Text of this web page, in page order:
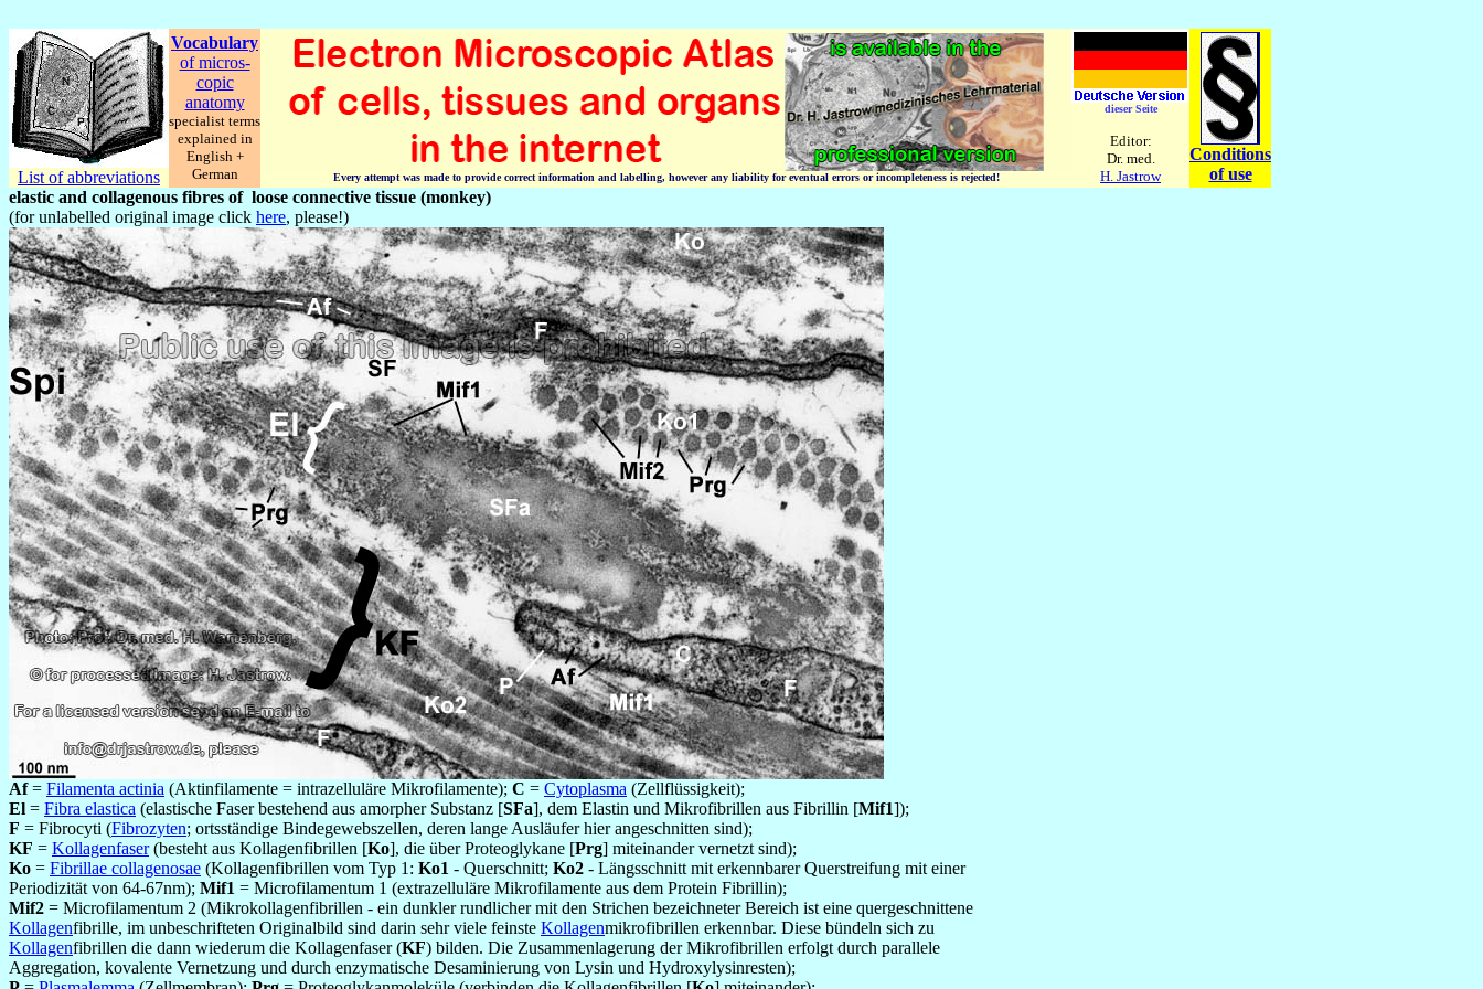
List of abbreviations
Vocabulary
of micros-
copic
anatomy
specialist terms
explained in
English +
German
Every attempt was made to provide correct information and labelling, however any liability for eventual errors or incompleteness is rejected!
dieser Seite
Editor:
Dr. med.
H. Jastrow
Conditions
of use
elastic and collagenous fibres of loose connective tissue (monkey)
(for unlabelled original image click here, please!)
Af= Filamenta actinia (Aktinfilamente = intrazelluläre Mikrofilamente); C = Cytoplasma (Zellflüssigkeit);
El = Fibra elastica (elastische Faser bestehend aus amorpher Substanz [SFa], dem Elastin und Mikrofibrillen aus Fibrillin [Mif1]);
F = Fibrocyti (Fibrozyten; ortsständige Bindegewebszellen, deren lange Ausläufer hier angeschnitten sind);
KF = Kollagenfaser(besteht aus Kollagenfibrillen [Ko], die über Proteoglykane [Prg] miteinander vernetzt sind);
Ko = Fibrillae collagenosae (Kollagenfibrillen vom Typ 1: Ko1 - Querschnitt; Ko2 - Längsschnitt mit erkennbarer Querstreifung mit einer
Periodizität von 64-67nm); Mif1 = Microfilamentum 1 (extrazelluläre Mikrofilamente aus dem Protein Fibrillin);
Mif2 = Microfilamentum 2 (Mikrokollagenfibrillen - ein dunkler rundlicher mit den Strichen bezeichneter Bereich ist eine quergeschnittene
Kollagenfibrille, im unbeschrifteten Originalbild sind darin sehr viele feinste Kollagenmikrofibrillen erkennbar. Diese bündeln sich zu
Kollagenfibrillen die dann wiederum die Kollagenfaser (KF) bilden. Die Zusammenlagerung der Mikrofibrillen erfolgt durch parallele
Aggregation, kovalente Vernetzung und durch enzymatische Desaminierung von Lysin und Hydroxylysinresten);